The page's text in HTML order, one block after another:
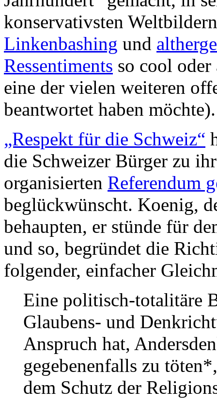
konservativsten
Linkenbashing und
Ressentiments so cool
eine der vielen weiteren
beantwortet haben möchte).
„Respekt für die Schweiz“
die Schweizer Bürger zu
organisierten Referendum
beglückwünscht. Koenig,
behaupten, er stünde für
und so, begründet die
folgender, einfacher
Eine politisch-totalitäre
Glaubens- und
Anspruch hat,
gegebenenfalls zu
dem Schutz der